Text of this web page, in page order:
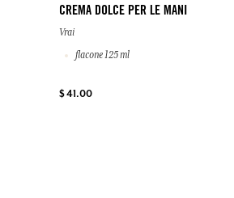
CREMA DOLCE PER LE MANI
Vrai
flacone 125 ml
$ 41.00